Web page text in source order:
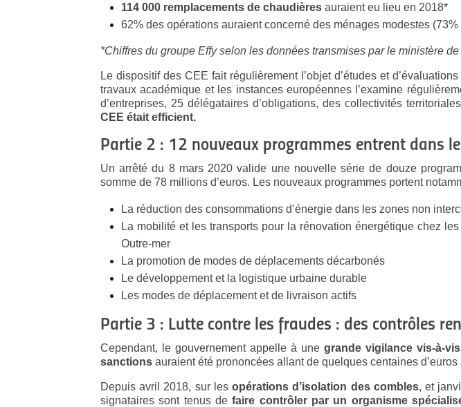
114 000 remplacements de chaudières auraient eu lieu en 2018*
62% des opérations auraient concerné des ménages modestes
*Chiffres du groupe Effy selon les données transmises par le ministère
Le dispositif des CEE fait régulièrement l’objet d’études et
travaux académique et les instances européennes l’examine
d’entreprises, 25 délégataires d’obligations, des collectivités
CEE était efficient.
Partie 2 : 12 nouveaux programmes entrent dans
Un arrêté du 8 mars 2020 valide une nouvelle série de douze
somme de 78 millions d’euros. Les nouveaux programmes portent
La réduction des consommations d’énergie dans les zones non
La mobilité et les transports pour la rénovation énergétique chez
Outre-mer
La promotion de modes de déplacements décarbonés
Le développement et la logistique urbaine durable
Les modes de déplacement et de livraison actifs
Partie 3 : Lutte contre les fraudes : des contrôles
Cependant, le gouvernement appelle à une grande vigilance vis-à-
sanctions auraient été prononcées allant de quelques centaines
Depuis avril 2018, sur lesopérations d’isolation des combles, et
signataires sont tenus defaire contrôler par un organisme